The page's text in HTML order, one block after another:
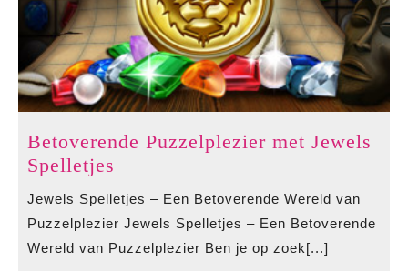
Betoverende Puzzelplezier met Jewels
Spelletjes
met
Jewels
Spelletjes
Jewels Spelletjes – Een Betoverende Wereld van
Puzzelplezier Jewels Spelletjes – Een Betoverende
Wereld van Puzzelplezier Ben je op zoek[...]